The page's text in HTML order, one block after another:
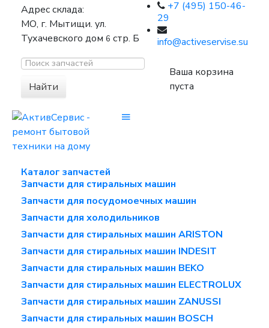
Адрес склада:
МО, г. Мытищи. ул.
Тухачевского дом 6 стр. Б
+7 (495) 150-46-
29
info@activeservise.su
Найти
Ваша корзина
пуста
Каталог запчастей
Запчасти для стиральных машин
Запчасти для посудомоечных машин
Запчасти для холодильников
Запчасти для стиральных машин ARISTON
Запчасти для стиральных машин INDESIT
Запчасти для стиральных машин BEKO
Запчасти для стиральных машин ELECTROLUX
Запчасти для стиральных машин ZANUSSI
Запчасти для стиральных машин BOSCH